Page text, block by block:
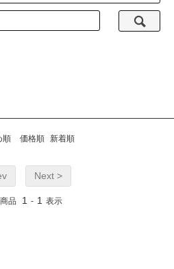
順 価格順 新着順
Next >
商品 1 - 1 表示